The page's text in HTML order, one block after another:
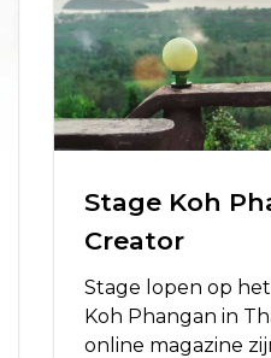
Stage Koh
Creator
Stage lopen op
Koh Phangan in
online magazine